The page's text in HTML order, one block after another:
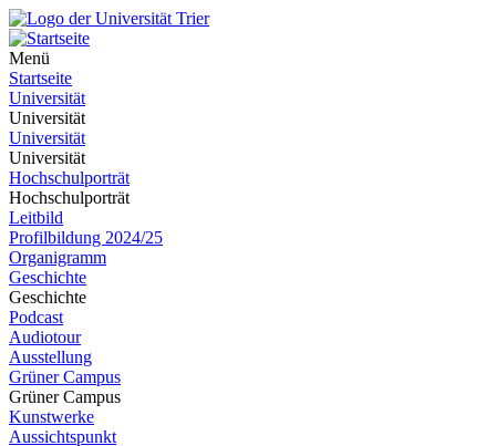
Menü
Startseite
Universität
Universität
Universität
Universität
Hochschulporträt
Hochschulporträt
Leitbild
Profilbildung 2024/25
Organigramm
Geschichte
Geschichte
Podcast
Audiotour
Ausstellung
Grüner Campus
Grüner Campus
Kunstwerke
Aussichtspunkt